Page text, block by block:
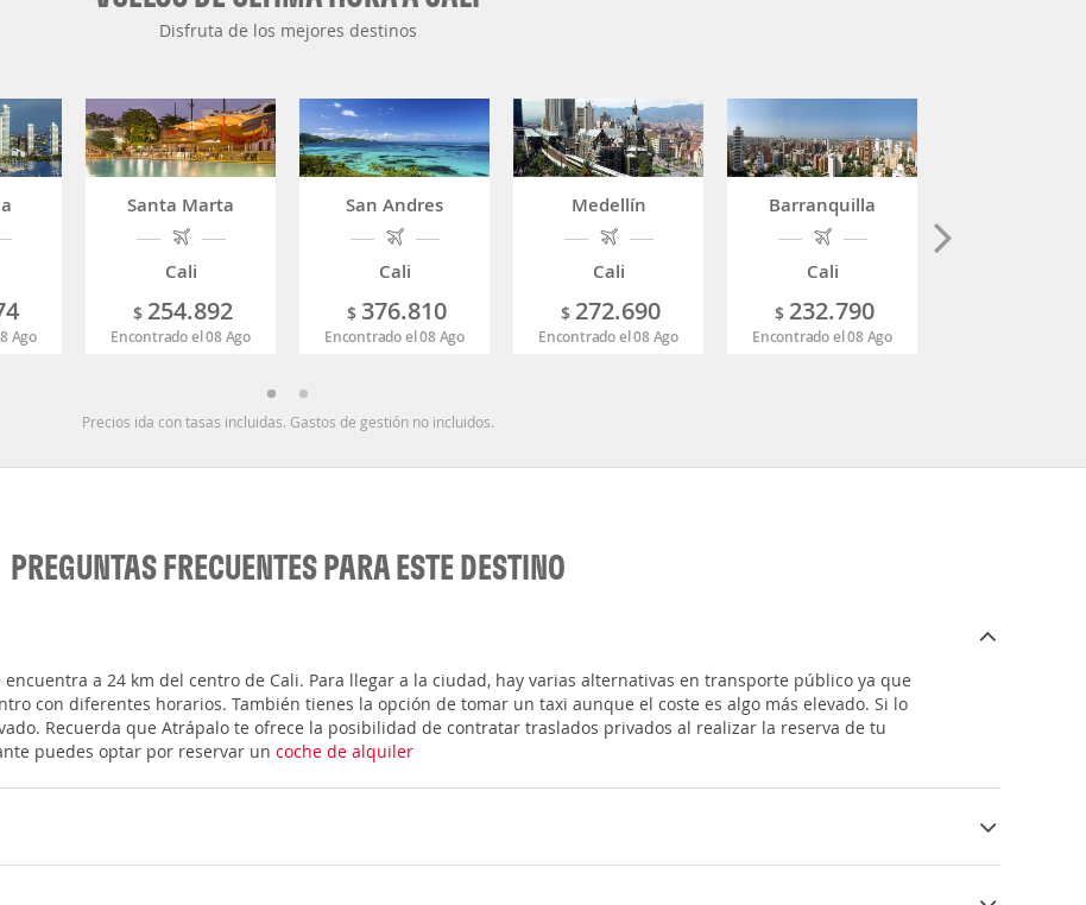
Disfruta de los mejores destinos
Ago
Santa Marta
Cali
$ 254.892
Encontrado el 08 Ago
San Andres
Cali
$ 376.810
Encontrado el 08 Ago
Medellín
Cali
$ 272.690
Encontrado el 08 Ago
Barranquilla
Cali
$ 232.790
Encontrado el 08 Ago
Precios ida con tasas incluidas. Gastos de gestión no incluidos.
PREGUNTAS FRECUENTES PARA ESTE DESTINO
a 24 km del centro de Cali. Para llegar a la ciudad, hay varias alternativas en transporte público ya que
con diferentes horarios. También tienes la opción de tomar un taxi aunque el coste es algo más elevado. Si lo
Recuerda que Atrápalo te ofrece la posibilidad de contratar traslados privados al realizar la reserva de tu
puedes optar por reservar un coche de alquiler
LATAM Airlines